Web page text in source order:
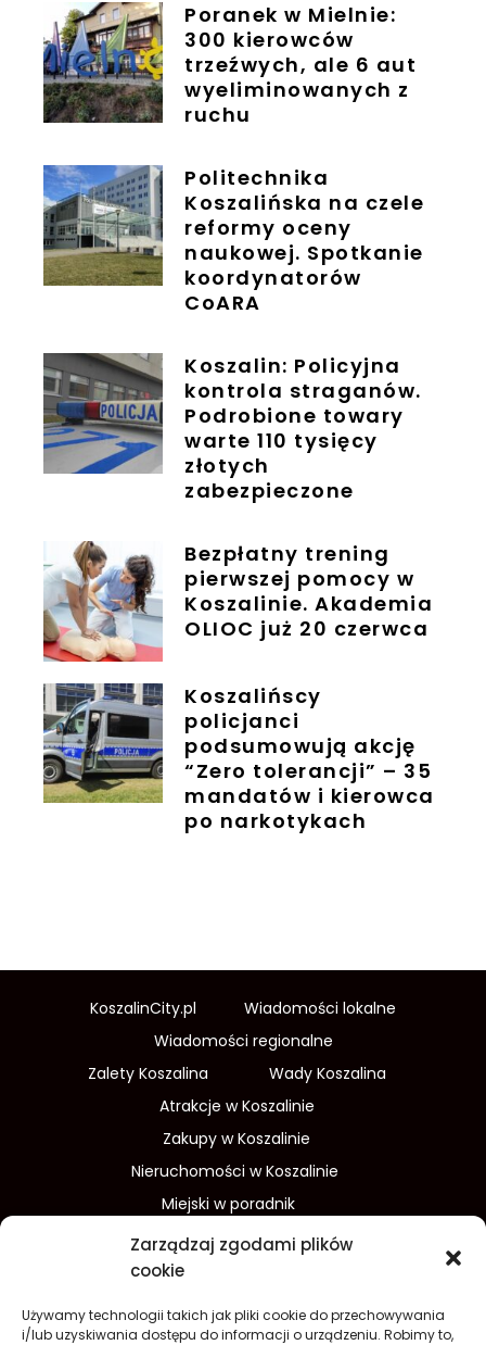
Zarządzaj zgodami plików
cookie
Używamy technologii takich jak pliki cookie do przechowywania
i/lub uzyskiwania dostępu do informacji o urządzeniu. Robimy to,
Poranek w Mielnie:
300 kierowców
trzeźwych, ale 6 aut
wyeliminowanych z
ruchu
Politechnika
Koszalińska na czele
reformy oceny
naukowej. Spotkanie
koordynatorów
CoARA
Koszalin: Policyjna
kontrola straganów.
Podrobione towary
warte 110 tysięcy
złotych
zabezpieczone
Bezpłatny trening
pierwszej pomocy w
Koszalinie. Akademia
OLIOC już 20 czerwca
Koszalińscy
policjanci
podsumowują akcję
“Zero tolerancji” – 35
mandatów i kierowca
po narkotykach
KoszalinCity.pl
Wiadomości lokalne
Wiadomości regionalne
Zalety Koszalina
Wady Koszalina
Atrakcje w Koszalinie
Zakupy w Koszalinie
Nieruchomości w Koszalinie
Miejski w poradnik
Wydarzenia w Koszalinie
Sport w Koszalinie
Finanse i inwestycje
Dom i ogród